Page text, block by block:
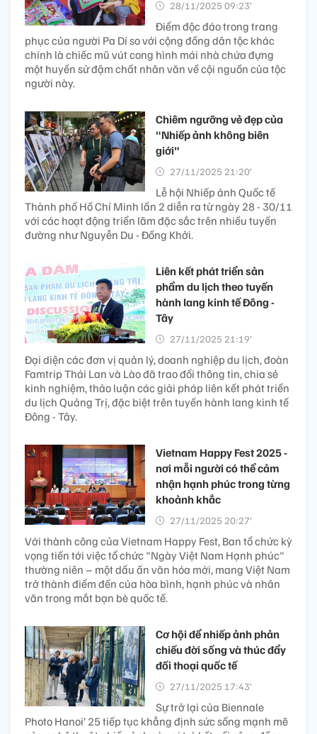
28/11/2025 09:23’
Điểm độc đáo trong trang
phục của người Pa Dí so với cộng đồng dân tộc khác
chính là chiếc mũ vút cong hình mái nhà chứa đựng
một huyền sử đậm chất nhân văn về cội nguồn của tộc
người này.
Chiêm ngưỡng vẻ đẹp của
"Nhiếp ảnh không biên
giới”
27/11/2025 21:20’
Lễ hội Nhiếp ảnh Quốc tế
Thành phố Hồ Chí Minh lần 2 diễn ra từ ngày 28 - 30/11
với các hoạt động triển lãm đặc sắc trên nhiều tuyến
đường như Nguyễn Du - Đồng Khởi.
Liên kết phát triển sản
phẩm du lịch theo tuyến
hành lang kinh tế Đông -
Tây
27/11/2025 21:19’
Đại diện các đơn vị quản lý, doanh nghiệp du lịch, đoàn
Famtrip Thái Lan và Lào đã trao đổi thông tin, chia sẻ
kinh nghiệm, thảo luận các giải pháp liên kết phát triển
du lịch Quảng Trị, đặc biệt trên tuyến hành lang kinh tế
Đông - Tây.
Vietnam Happy Fest 2025 -
nơi mỗi người có thể cảm
nhận hạnh phúc trong từng
khoảnh khắc
27/11/2025 20:27’
Với thành công của Vietnam Happy Fest, Ban tổ chức kỳ
vọng tiến tới việc tổ chức "Ngày Việt Nam Hạnh phúc"
thường niên – một dấu ấn văn hóa mới, mang Việt Nam
trở thành điểm đến của hòa bình, hạnh phúc và nhân
văn trong mắt bạn bè quốc tế.
Cơ hội để nhiếp ảnh phản
chiếu đời sống và thúc đẩy
đối thoại quốc tế
27/11/2025 17:43’
Sự trở lại của Biennale
Photo Hanoi’ 25 tiếp tục khẳng định sức sống mạnh mẽ